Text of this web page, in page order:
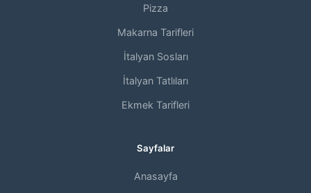
Pizza
Makarna Tarifleri
İtalyan Sosları
İtalyan Tatlıları
Ekmek Tarifleri
Sayfalar
Anasayfa